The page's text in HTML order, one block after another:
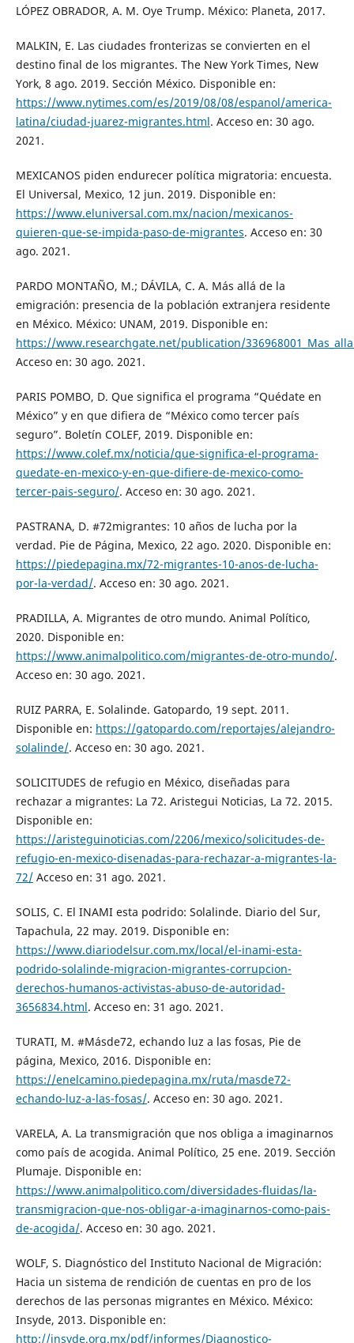
LÓPEZ OBRADOR, A. M. Oye Trump. México: Planeta, 2017.
MALKIN, E. Las ciudades fronterizas se convierten en el
destino final de los migrantes. The New York Times, New
York, 8 ago. 2019. Sección México. Disponible en:
https://www.nytimes.com/es/2019/08/08/espanol/america-
latina/ciudad-juarez-migrantes.html. Acceso en: 30 ago.
2021.
MEXICANOS piden endurecer política migratoria: encuesta.
El Universal, Mexico, 12 jun. 2019. Disponible en:
https://www.eluniversal.com.mx/nacion/mexicanos-
quieren-que-se-impida-paso-de-migrantes. Acceso en: 30
ago. 2021.
PARDO MONTAÑO, M.; DÁVILA, C. A. Más allá de la
emigración: presencia de la población extranjera residente
en México. México: UNAM, 2019. Disponible en:
https://www.researchgate.net/publication/
Acceso en: 30 ago. 2021.
PARIS POMBO, D. Que significa el programa “Quédate en
México” y en que difiera de “México como tercer país
seguro”. Boletín COLEF, 2019. Disponible en:
https://www.colef.mx/noticia/que-significa-el-programa-
quedate-en-mexico-y-en-que-difiere-de-mexico-como-
tercer-pais-seguro/. Acceso en: 30 ago. 2021.
PASTRANA, D. #72migrantes: 10 años de lucha por la
verdad. Pie de Página, Mexico, 22 ago. 2020. Disponible en:
https://piedepagina.mx/72-migrantes-10-anos-de-lucha-
por-la-verdad/. Acceso en: 30 ago. 2021.
PRADILLA, A. Migrantes de otro mundo. Animal Político,
2020. Disponible en:
https://www.animalpolitico.com/migrantes-de-otro-mundo/.
Acceso en: 30 ago. 2021.
RUIZ PARRA, E. Solalinde. Gatopardo, 19 sept. 2011.
Disponible en: https://gatopardo.com/reportajes/alejandro-
solalinde/. Acceso en: 30 ago. 2021.
SOLICITUDES de refugio en México, diseñadas para
rechazar a migrantes: La 72. Aristegui Noticias, La 72. 2015.
Disponible en:
https://aristeguinoticias.com/2206/mexico/solicitudes-de-
refugio-en-mexico-disenadas-para-rechazar-a-migrantes-la-
72/Acceso en: 31 ago. 2021.
SOLIS, C. El INAMI esta podrido: Solalinde. Diario del Sur,
Tapachula, 22 may. 2019. Disponible en:
https://www.diariodelsur.com.mx/local/el-inami-esta-
podrido-solalinde-migracion-migrantes-corrupcion-
derechos-humanos-activistas-abuso-de-autoridad-
3656834.html. Acceso en: 31 ago. 2021.
TURATI, M. #Másde72, echando luz a las fosas, Pie de
página, Mexico, 2016. Disponible en:
https://enelcamino.piedepagina.mx/ruta/masde72-
echando-luz-a-las-fosas/. Acceso en: 30 ago. 2021.
VARELA, A. La transmigración que nos obliga a imaginarnos
como país de acogida. Animal Político, 25 ene. 2019. Sección
Plumaje. Disponible en:
https://www.animalpolitico.com/diversidades-fluidas/la-
transmigracion-que-nos-obligar-a-imaginarnos-como-pais-
de-acogida/. Acceso en: 30 ago. 2021.
WOLF, S. Diagnóstico del Instituto Nacional de Migración:
Hacia un sistema de rendición de cuentas en pro de los
derechos de las personas migrantes en México. México:
Insyde, 2013. Disponible en:
http://insyde.org.mx/pdf/informes/Diagnostico-